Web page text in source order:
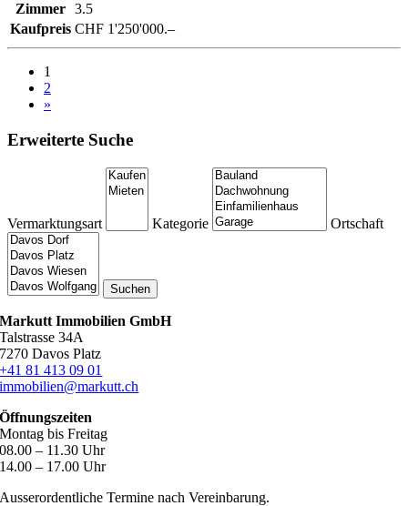
Zimmer 3.5
Kaufpreis CHF 1'250'000.–
1
2
»
Erweiterte Suche
Vermarktungsart Kategorie Ortschaft
Markutt Immobilien GmbH
Talstrasse 34A
7270 Davos Platz
+41 81 413 09 01
immobilien@markutt.ch
Öffnungszeiten
Montag bis Freitag
08.00 – 11.30 Uhr
14.00 – 17.00 Uhr
Ausserordentliche Termine nach Vereinbarung.